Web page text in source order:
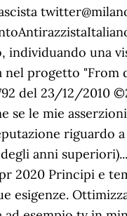
individuando una
progetto "From
del 23/12/2010
se le mie
riguardo
anni
2020 Principi e
esigenze.